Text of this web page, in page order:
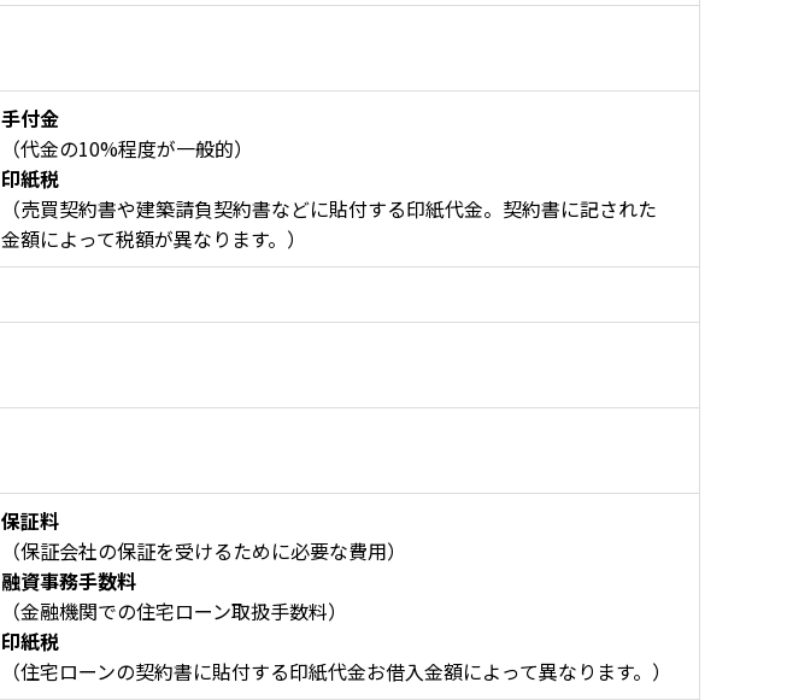
手付金
（代金の10%程度が一般的）
印紙税
（売買契約書や建築請負契約書などに貼付する印紙代金。契約書に記された
金額によって税額が異なります。）
保証料
（保証会社の保証を受けるために必要な費用）
融資事務手数料
（金融機関での住宅ローン取扱手数料）
印紙税
（住宅ローンの契約書に貼付する印紙代金お借入金額によって異なります。）